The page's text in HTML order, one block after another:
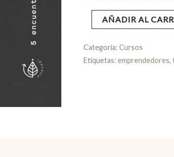
AÑADIR AL
Categoría:Cursos
Etiquetas:emprendedores,